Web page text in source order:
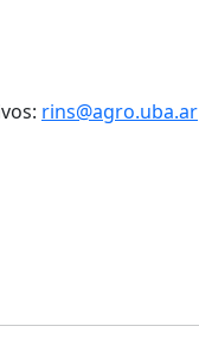
rins@agro.uba.ar